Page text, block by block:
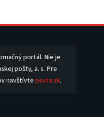
portál. Nie je
pošty, a. s. Pre
navštívteposta.sk.